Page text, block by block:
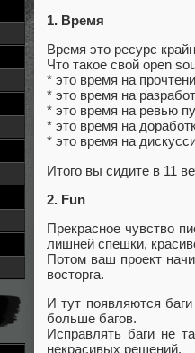
1. Время
Время это ресурс
Что такое свой open
* это время на
* это время на
* это время на ревью
* это время на
* это время на
Итого вы сидите в 11
2. Fun
Прекрасное чувство
лишней спешки,
Потом ваш проект
восторга.
И тут появляются
больше багов.
Исправлять баги не
некрасивых решений.